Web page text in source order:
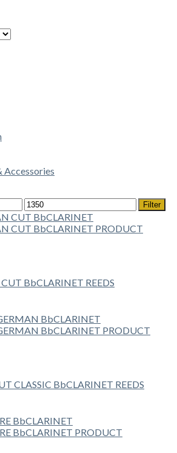
Accessories
Max
price
Filter
BbCLARINET REEDS
CLASSIC BbCLARINET REEDS